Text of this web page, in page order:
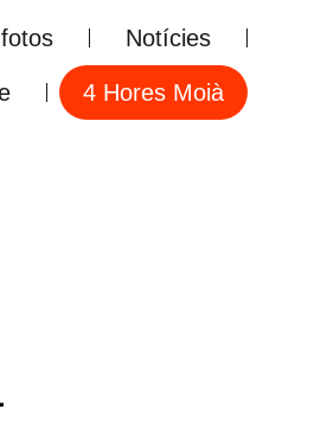
Notícies
4 Hores Moià